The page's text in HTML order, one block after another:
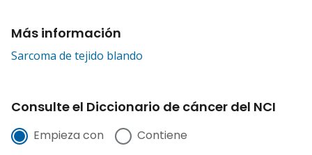
Más información
Sarcoma de tejido blando
Consulte el Diccionario de cáncer del NCI
Empieza con Contiene